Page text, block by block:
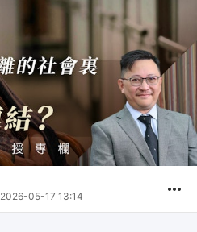
2026-05-17 13:14